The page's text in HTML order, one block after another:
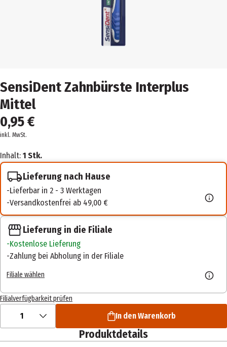
SensiDent Zahnbürste Interplus
Mittel
0,95 €
inkl. MwSt.
Inhalt: 1 Stk.
Lieferung nach Hause
Lieferbar in 2 - 3 Werktagen
Versandkostenfrei ab 49,00 €
Lieferung in die Filiale
Kostenlose Lieferung
Zahlung bei Abholung in der Filiale
Filiale wählen
Filialverfügbarkeit prüfen
1 In den Warenkorb
Produktdetails